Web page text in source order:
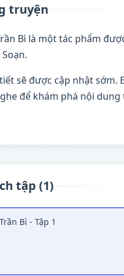
truyện
Bì là một tác phẩm
sẽ được cập nhật sớm.
để khám phá nội dung
tập (1)
Bì - Tập 1